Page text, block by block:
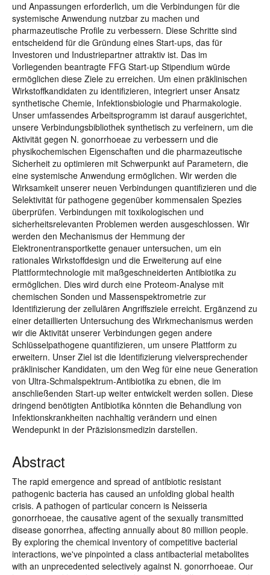
und Anpassungen erforderlich, um die Verbindungen für die
systemische Anwendung nutzbar zu machen und
pharmazeutische Profile zu verbessern. Diese Schritte sind
entscheidend für die Gründung eines Start-ups, das für
Investoren und Industriepartner attraktiv ist. Das im
Vorliegenden beantragte FFG Start-up Stipendium würde
ermöglichen diese Ziele zu erreichen. Um einen präklinischen
Wirkstoffkandidaten zu identifizieren, integriert unser Ansatz
synthetische Chemie, Infektionsbiologie und Pharmakologie.
Unser umfassendes Arbeitsprogramm ist darauf ausgerichtet,
unsere Verbindungsbibliothek synthetisch zu verfeinern, um die
Aktivität gegen N. gonorrhoeae zu verbessern und die
physikochemischen Eigenschaften und die pharmazeutische
Sicherheit zu optimieren mit Schwerpunkt auf Parametern, die
eine systemische Anwendung ermöglichen. Wir werden die
Wirksamkeit unserer neuen Verbindungen quantifizieren und die
Selektivität für pathogene gegenüber kommensalen Spezies
überprüfen. Verbindungen mit toxikologischen und
sicherheitsrelevanten Problemen werden ausgeschlossen. Wir
werden den Mechanismus der Hemmung der
Elektronentransportkette genauer untersuchen, um ein
rationales Wirkstoffdesign und die Erweiterung auf eine
Plattformtechnologie mit maßgeschneiderten Antibiotika zu
ermöglichen. Dies wird durch eine Proteom-Analyse mit
chemischen Sonden und Massenspektrometrie zur
Identifizierung der zellulären Angriffsziele erreicht. Ergänzend zu
einer detaillierten Untersuchung des Wirkmechanismus werden
wir die Aktivität unserer Verbindungen gegen andere
Schlüsselpathogene quantifizieren, um unsere Plattform zu
erweitern. Unser Ziel ist die Identifizierung vielversprechender
präklinischer Kandidaten, um den Weg für eine neue Generation
von Ultra-Schmalspektrum-Antibiotika zu ebnen, die im
anschließenden Start-up weiter entwickelt werden sollen. Diese
dringend benötigten Antibiotika könnten die Behandlung von
Infektionskrankheiten nachhaltig verändern und einen
Wendepunkt in der Präzisionsmedizin darstellen.
Abstract
The rapid emergence and spread of antibiotic resistant
pathogenic bacteria has caused an unfolding global health
crisis. A pathogen of particular concern is Neisseria
gonorrhoeae, the causative agent of the sexually transmitted
disease gonorrhea, affecting annually about 80 million people.
By exploring the chemical inventory of competitive bacterial
interactions, we've pinpointed a class antibacterial metabolites
with an unprecedented selectively against N. gonorrhoeae. Our